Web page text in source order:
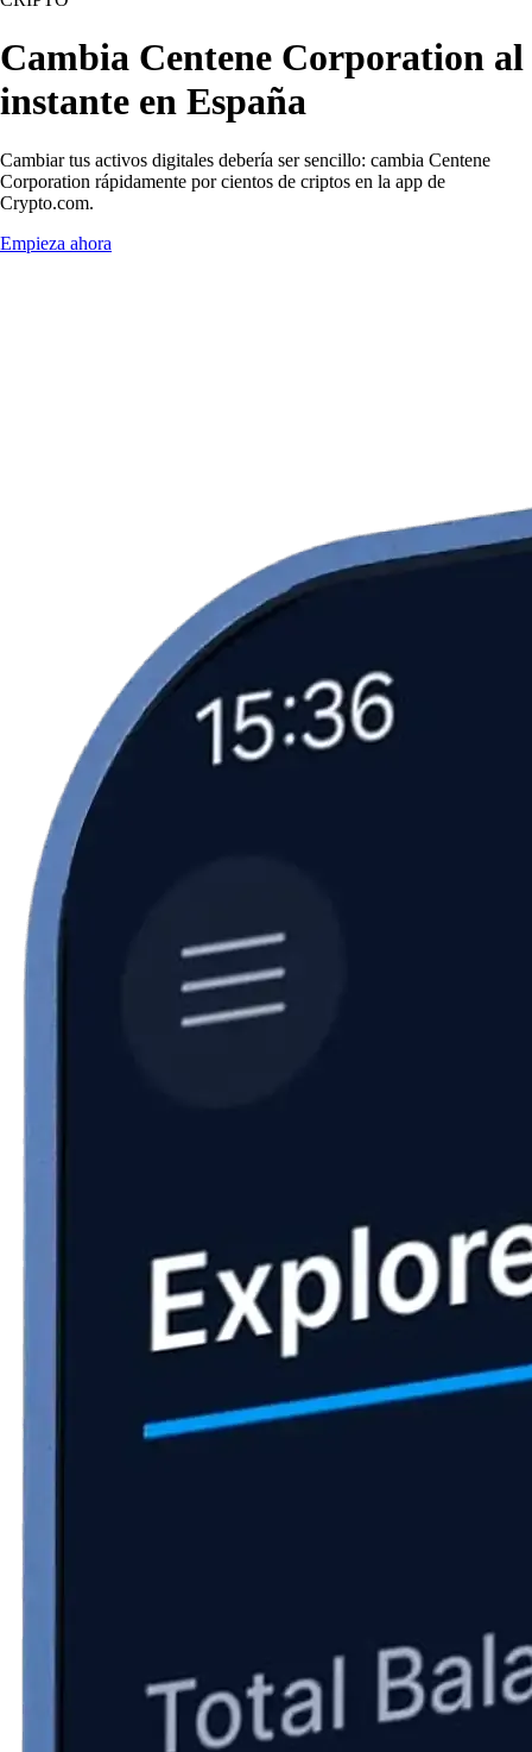
Cambia Centene Corporation al
instante en España
Cambiar tus activos digitales debería ser sencillo: cambia Centene
Corporation rápidamente por cientos de criptos en la app de
Crypto.com.
Empieza ahora